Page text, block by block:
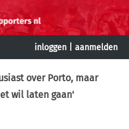
inloggen aanmelden
over Porto, maar
wil laten gaan'